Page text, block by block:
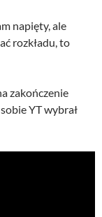
napięty, ale
rozkładu, to
zakończenie
YT wybrał